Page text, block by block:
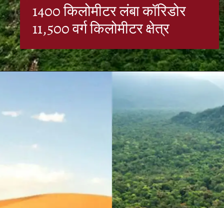
1400 किलोमीटर लंबा कॉरिडोर
11,500 वर्ग किलोमीटर क्षेत्र